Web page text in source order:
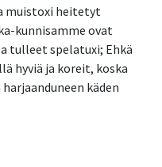
muistoxi heitetyt
kunnisamme ovat
tulleet spelatuxi; Ehkä
hyviä ja koreit, koska
käden